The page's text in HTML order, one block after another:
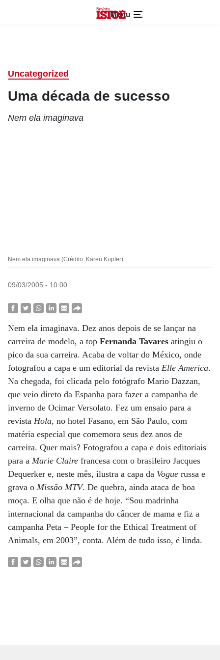
Menu
Uncategorized
Uma década de sucesso
Nem ela imaginava
Nem ela imaginava (Crédito: Karen Kupfer)
09/03/2005 - 10:00
Nem ela imaginava. Dez anos depois de se lançar na
carreira de modelo, a top Fernanda Tavares atingiu o
pico da sua carreira. Acaba de voltar do México, onde
fotografou a capa e um editorial da revista Elle America.
Na chegada, foi clicada pelo fotógrafo Mario Dazzan,
que veio direto da Espanha para fazer a campanha de
inverno de Ocimar Versolato. Fez um ensaio para a
revista Hola, no hotel Fasano, em São Paulo, com
matéria especial que comemora seus dez anos de
carreira. Quer mais? Fotografou a capa e dois editoriais
para a Marie Claire francesa com o brasileiro Jacques
Dequerker e, neste mês, ilustra a capa da Vogue russa e
grava o Missão MTV. De quebra, ainda ataca de boa
moça. E olha que não é de hoje. “Sou madrinha
internacional da campanha do câncer de mama e fiz a
campanha Peta – People for the Ethical Treatment of
Animals, em 2003”, conta. Além de tudo isso, é linda.